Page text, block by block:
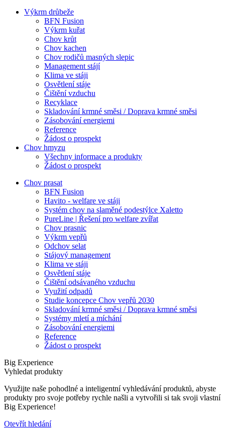
Výkrm drůbeže
BFN Fusion
Výkrm kuřat
Chov krůt
Chov kachen
Chov rodičů masných slepic
Management stájí
Klima ve stáji
Osvětlení stáje
Čištění vzduchu
Recyklace
Skladování krmné směsi / Doprava krmné směsi
Zásobování energiemi
Reference
Žádost o prospekt
Chov hmyzu
Všechny informace a produkty
Žádost o prospekt
Chov prasat
BFN Fusion
Havito - welfare ve stáji
Systém chov na slaměné podestýlce Xaletto
PureLine | Řešení pro welfare zvířat
Chov prasnic
Výkrm vepřů
Odchov selat
Stájový management
Klima ve stáji
Osvětlení stáje
Čištění odsávaného vzduchu
Využití odpadů
Studie koncepce Chov vepřů 2030
Skladování krmné směsi / Doprava krmné směsi
Systémy mletí a míchání
Zásobování energiemi
Reference
Žádost o prospekt
Big Experience
Vyhledat produkty
Využijte naše pohodlné a inteligentní vyhledávání produktů, abyste
produkty pro svoje potřeby rychle našli a vytvořili si tak svoji vlastní
Big Experience!
Otevřít hledání